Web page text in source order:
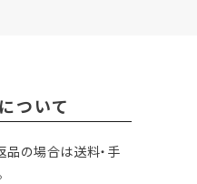
ついて
品の場合は送料・手